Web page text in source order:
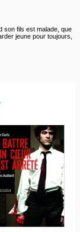
son fils est malade, que
jeune pour toujours,